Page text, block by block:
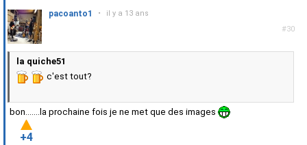
#30
pacoanto1 • il y a 13 ans
la quiche51
c'est tout?
bon.......la prochaine fois je ne met que des images
+4